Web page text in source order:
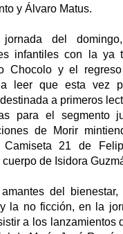
y Álvaro Matus.
del
infantiles con la ya
Chocolo y el
leer que esta vez
a primeros
para el segmento
de Morir
Camiseta 21 de
de Isidora
del bienestar,
la no ficción, en la
a los lanzamientos